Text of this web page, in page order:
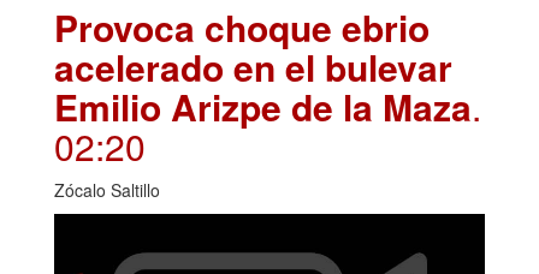
Provoca choque ebrio
acelerado en el bulevar
Emilio Arizpe de la Maza.
02:20
Zócalo Saltillo